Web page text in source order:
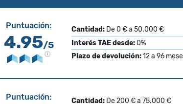
Puntuación:
4.95/5
Cantidad: De 0 € a 50.000 €
Interés TAE desde:0%
Plazo de devolución:12 a 96
Puntuación: Cantidad: De 200 € a 75.000 €